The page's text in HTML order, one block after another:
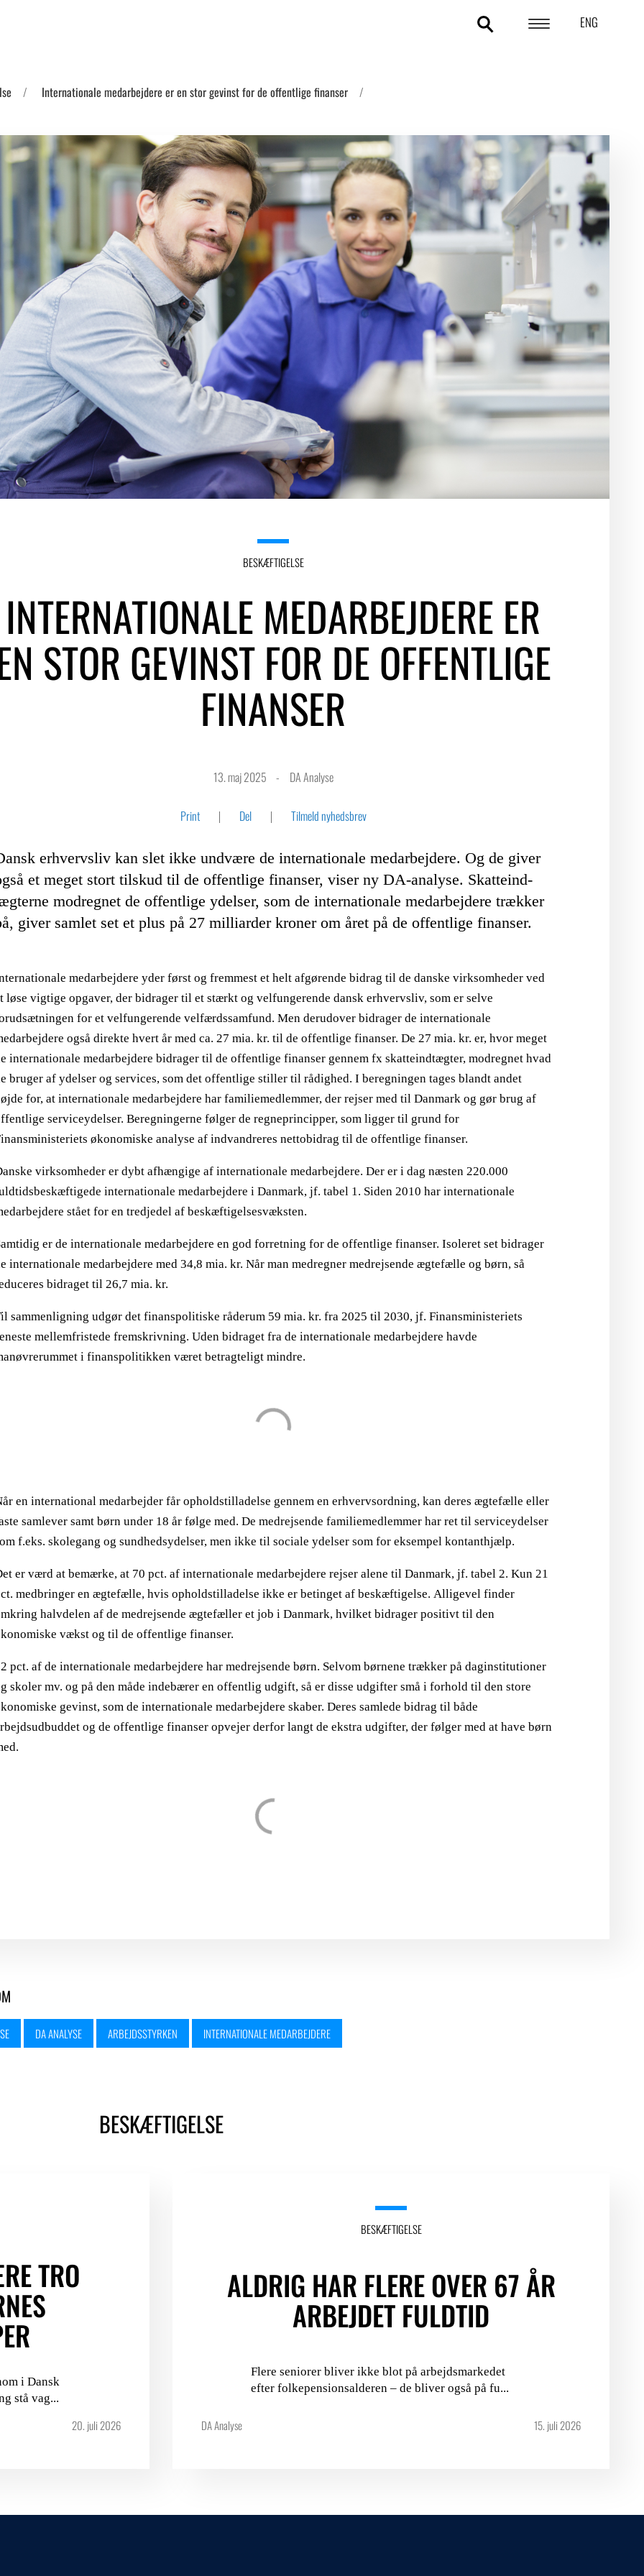
ENG
STATISTIK
TEMAER
OM DA
KONTAKT OG PRESSE
LOGIN FOR MEDLEMSORGANISATIONER
Internationale medarbejdere er en stor gevinst for de offentlige finanser
BESKÆFTIGELSE
INTERNATIONALE MEDARBEJDERE ER
STOR GEVINST FOR DE OFFENTLIGE
FINANSER
13. maj 2025 DA Analyse
Print Del Tilmeld nyhedsbrev
erhvervsliv kan slet ikke undvære de internationale medarbejdere. Og de giver
et meget stort tilskud til de offentlige finanser, viser ny DA-analyse. Skatteind-
modregnet de offentlige ydelser, som de internationale medarbejdere trækker
giver samlet set et plus på 27 milliarder kroner om året på de offentlige finanser.
medarbejdere yder først og fremmest et helt afgørende bidrag til de danske virksomheder ved
løse vigtige opgaver, der bidrager til et stærkt og velfungerende dansk erhvervsliv, som er selve
for et velfungerende velfærdssamfund. Men derudover bidrager de internationale
også direkte hvert år med ca. 27 mia. kr. til de offentlige finanser. De 27 mia. kr. er, hvor meget
internationale medarbejdere bidrager til de offentlige finanser gennem fx skatteindtægter, modregnet hvad
bruger af ydelser og services, som det offentlige stiller til rådighed. I beregningen tages blandt andet
for, at internationale medarbejdere har familiemedlemmer, der rejser med til Danmark og gør brug af
serviceydelser. Beregningerne følger de regneprincipper, som ligger til grund for
økonomiske analyse af indvandreres nettobidrag til de offentlige finanser.
virksomheder er dybt afhængige af internationale medarbejdere. Der er i dag næsten 220.000
internationale medarbejdere i Danmark, jf. tabel 1. Siden 2010 har internationale
stået for en tredjedel af beskæftigelsesvæksten.
er de internationale medarbejdere en god forretning for de offentlige finanser. Isoleret set bidrager
internationale medarbejdere med 34,8 mia. kr. Når man medregner medrejsende ægtefælle og børn, så
bidraget til 26,7 mia. kr.
sammenligning udgør det finanspolitiske råderum 59 mia. kr. fra 2025 til 2030, jf. Finansministeriets
mellemfristede fremskrivning. Uden bidraget fra de internationale medarbejdere havde
i finanspolitikken været betragteligt mindre.
en international medarbejder får opholdstilladelse gennem en erhvervsordning, kan deres ægtefælle eller
samlever samt børn under 18 år følge med. De medrejsende familiemedlemmer har ret til serviceydelser
f.eks. skolegang og sundhedsydelser, men ikke til sociale ydelser som for eksempel kontanthjælp.
er værd at bemærke, at 70 pct. af internationale medarbejdere rejser alene til Danmark, jf. tabel 2. Kun 21
medbringer en ægtefælle, hvis opholdstilladelse ikke er betinget af beskæftigelse. Alligevel finder
halvdelen af de medrejsende ægtefæller et job i Danmark, hvilket bidrager positivt til den
vækst og til de offentlige finanser.
pct. af de internationale medarbejdere har medrejsende børn. Selvom børnene trækker på daginstitutioner
skoler mv. og på den måde indebærer en offentlig udgift, så er disse udgifter små i forhold til den store
gevinst, som de internationale medarbejdere skaber. Deres samlede bidrag til både
og de offentlige finanser opvejer derfor langt de ekstra udgifter, der følger med at have børn
DA ANALYSE ARBEJDSSTYRKEN INTERNATIONALE MEDARBEJDERE
BESKÆFTIGELSE
TRO
i Dansk
stå vag...
20. juli 2026
BESKÆFTIGELSE
ALDRIG HAR FLERE OVER 67 ÅR
ARBEJDET FULDTID
Flere seniorer bliver ikke blot på arbejdsmarkedet
efter folkepensionsalderen – de bliver også på fu...
DA Analyse 15. juli 2026